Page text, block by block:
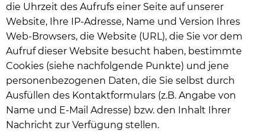
die Uhrzeit des Aufrufs einer Seite auf unserer
Website, Ihre IP-Adresse, Name und Version Ihres
Web-Browsers, die Website (URL), die Sie vor dem
Aufruf dieser Website besucht haben, bestimmte
Cookies (siehe nachfolgende Punkte) und jene
personenbezogenen Daten, die Sie selbst durch
Ausfüllen des Kontaktformulars (z.B. Angabe von
Name und E-Mail Adresse) bzw. den Inhalt Ihrer
Nachricht zur Verfügung stellen.